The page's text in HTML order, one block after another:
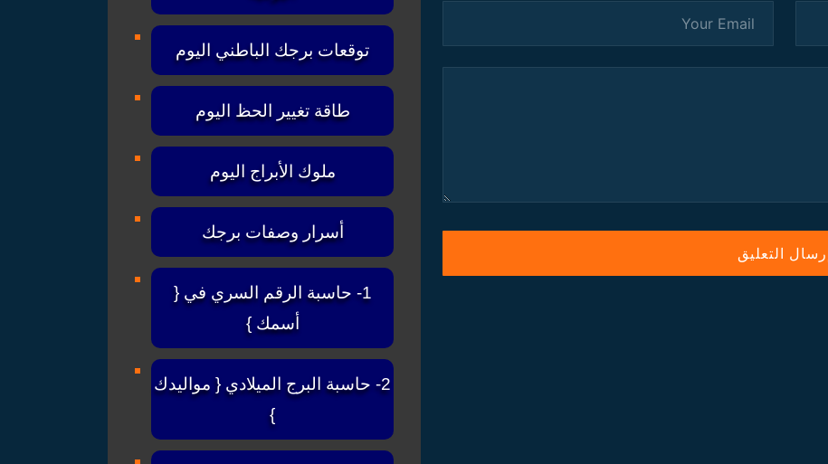
توقعات برجك الباطني اليوم
طاقة تغيير الحظ اليوم
ملوك الأبراج اليوم
أسرار وصفات برجك
1- حاسبة الرقم السري في {
أسمك }
2- حاسبة البرج الميلادي { مواليدك
}